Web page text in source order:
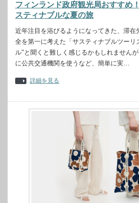
フィンランド政府観光局おすすめ
スティナブルな夏の旅
近年注目を浴びるようになってきた、滞在
全を第一に考えた「サスティナブルツーリ
ル"と聞くと難しく感じるかもしれません
に公共交通機関を使うなど、簡単に実…
詳細を見る